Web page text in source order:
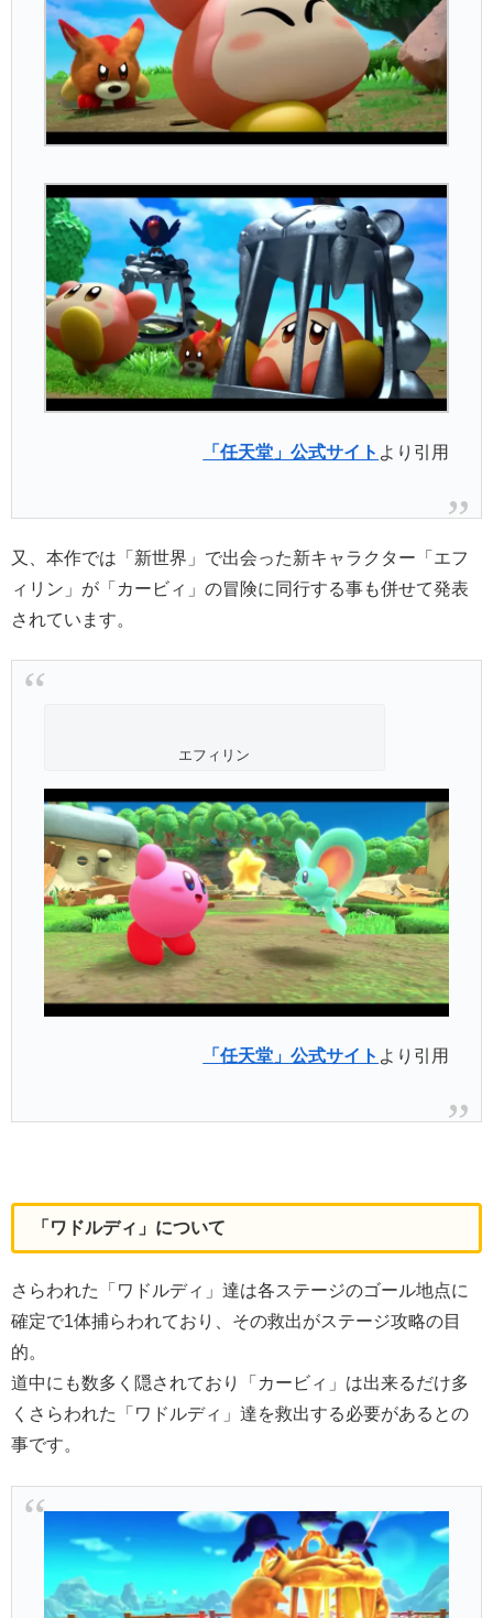
「任天堂」公式サイト より引用
又、本作では「新世界」で出会った新キャラクター「エフ
ィリン」が「カービィ」の冒険に同行する事も併せて発表
されています。
エフィリン
「任天堂」公式サイト より引用
「ワドルディ」について
さらわれた「ワドルディ」達は各ステージのゴール地点に
確定で1体捕らわれており、その救出がステージ攻略の目
的。
道中にも数多く隠されており「カービィ」は出来るだけ多
くさらわれた「ワドルディ」達を救出する必要があるとの
事です。